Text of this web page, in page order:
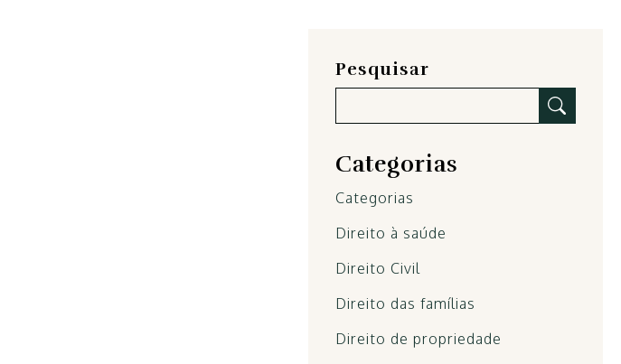
Pesquisar
Categorias
Categorias
Direito à saúde
Direito Civil
Direito das famílias
Direito de propriedade